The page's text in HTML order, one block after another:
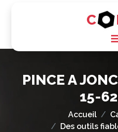
C
PINCE A
15-
Accueil
Des outils